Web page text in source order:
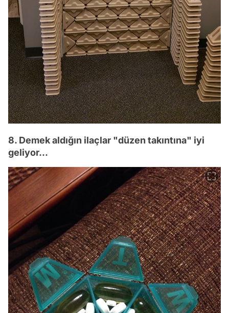
8. Demek aldığın ilaçlar "düzen takıntına" iyi
geliyor...